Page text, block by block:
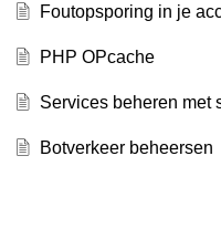
Foutopsporing in je
PHP OPcache
Services beheren met
Botverkeer beheersen